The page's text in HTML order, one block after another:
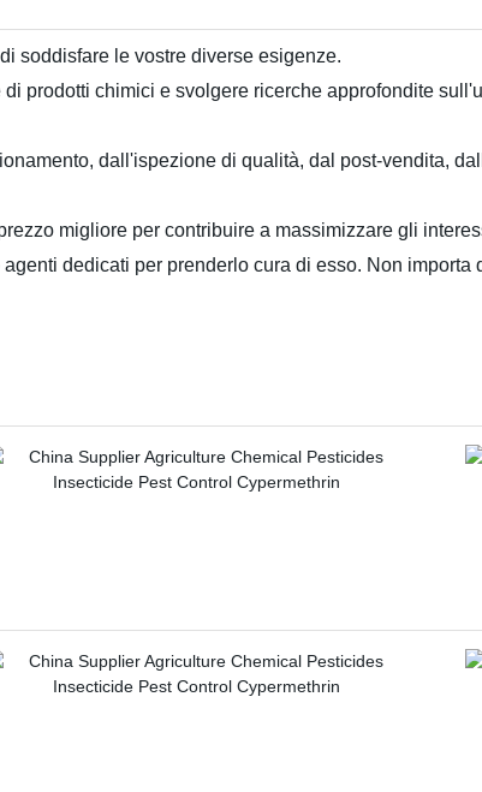
soddisfare le vostre diverse esigenze.
prodotti chimici e svolgere ricerche approfondite
dall'ispezione di qualità, dal post-vendita,
migliore per contribuire a massimizzare gli
dedicati per prenderlo cura di esso. Non